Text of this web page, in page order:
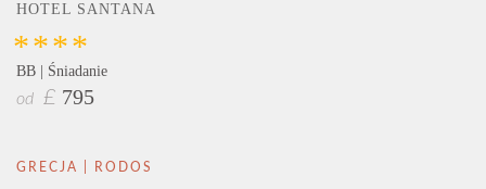
HOTEL SANTANA
****
BB | Śniadanie
od £ 795
GRECJA | RODOS